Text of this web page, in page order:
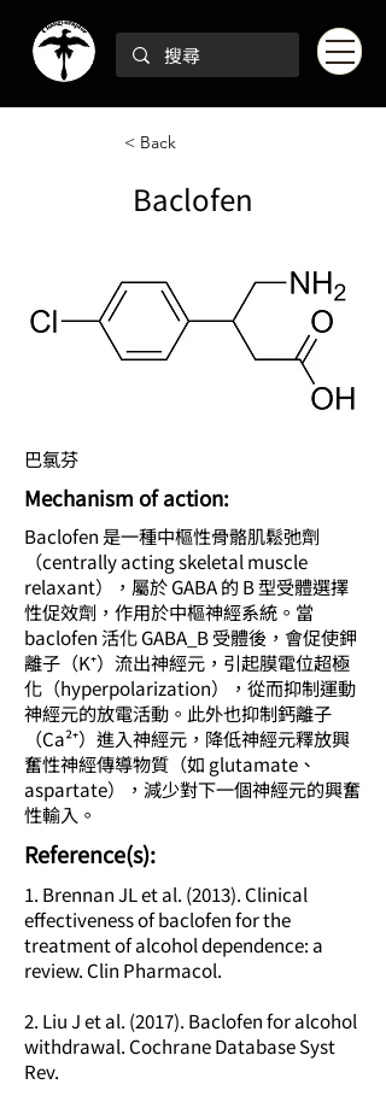
< Back
Baclofen
巴氯芬
Mechanism of action:
Baclofen 是一種中樞性骨骼肌鬆弛劑
（centrally acting skeletal muscle
relaxant），屬於 GABA 的 B 型受體選擇
性促效劑，作用於中樞神經系統。當
baclofen 活化 GABA_B 受體後，會促使鉀
離子（K⁺）流出神經元，引起膜電位超極
化（hyperpolarization），從而抑制運動
神經元的放電活動。此外也抑制鈣離子
（Ca²⁺）進入神經元，降低神經元釋放興
奮性神經傳導物質（如 glutamate、
aspartate），減少對下一個神經元的興奮
性輸入。
​Reference(s):
1. Brennan JL et al. (2013). Clinical
effectiveness of baclofen for the
treatment of alcohol dependence: a
review. Clin Pharmacol.
2. Liu J et al. (2017). Baclofen for alcohol
withdrawal. Cochrane Database Syst
Rev.